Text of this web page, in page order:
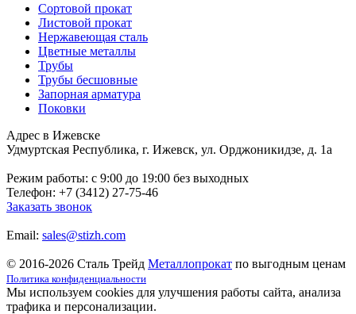
Сортовой прокат
Листовой прокат
Нержавеющая сталь
Цветные металлы
Трубы
Трубы бесшовные
Запорная арматура
Поковки
Адрес в Ижевске
Удмуртская Республика, г. Ижевск, ул. Орджоникидзе, д. 1а
Режим работы: c 9:00 до 19:00 без выходных
Телефон: +7 (3412) 27-75-46
Заказать звонок
Email: sales@stizh.com
© 2016-2026 Сталь Трейд Металлопрокат по выгодным ценам
Политика конфиденциальности
Мы используем cookies для улучшения работы сайта, анализа
трафика и персонализации.